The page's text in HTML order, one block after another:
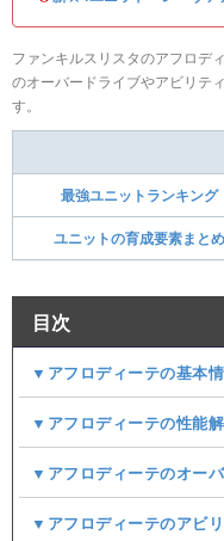
ファンキルスリスタのアフロデ
のオーバードライブやアビリテ
す。
最強ユニットランキング
ユニットの育成要素まとめ
目次
▼アフロディーテの基本
▼アフロディーテの性能
▼アフロディーテのオー
▼アフロディーテのアビ